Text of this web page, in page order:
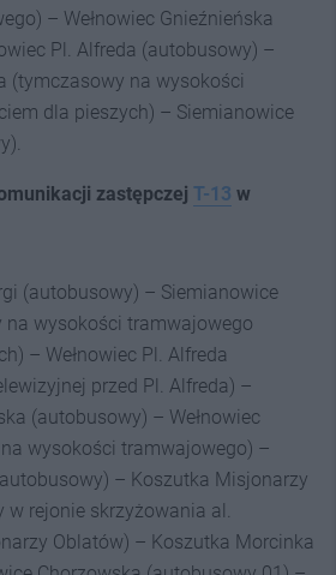
– Wełnowiec Gnieźnieńska
Pl. Alfreda (autobusowy) –
(tymczasowy na wysokości
dla pieszych) – Siemianowice
zastępczej T-13 w
(autobusowy) – Siemianowice
wysokości tramwajowego
– Wełnowiec Pl. Alfreda
przed Pl. Alfreda) –
(autobusowy) – Wełnowiec
wysokości tramwajowego) –
– Koszutka Misjonarzy
rejonie skrzyżowania al.
Oblatów) – Koszutka Morcinka